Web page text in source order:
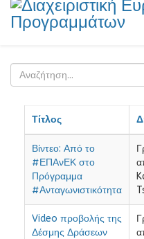
Τίτλος
Βίντεο: Από το
#ΕΠΑνΕΚ στο
Πρόγραμμα
#Ανταγωνιστικότητα
Video προβολής της
Δέσμης Δράσεων